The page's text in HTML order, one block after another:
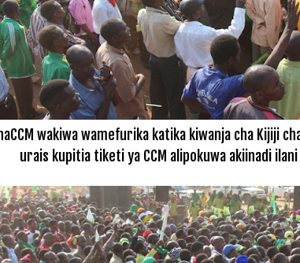
wakiwa wamefurika katika kiwanja cha Kijiji
urais kupitia tiketi ya CCM alipokuwa akiinadi